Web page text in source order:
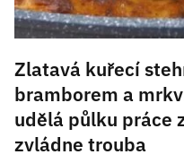
Zlatavá kuřecí
bramborem a
udělá půlku práce
zvládne trouba